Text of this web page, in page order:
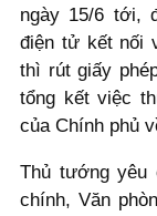
ngày 15/6 tới,
điện tử kết nối
thì rút giấy
tổng kết việc
của Chính phủ
Thủ tướng yêu
chính, Văn